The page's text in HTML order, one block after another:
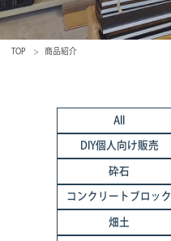
TOP 商品紹介
All
DIY個人向け販売
砕石
コンクリートブロック
畑土